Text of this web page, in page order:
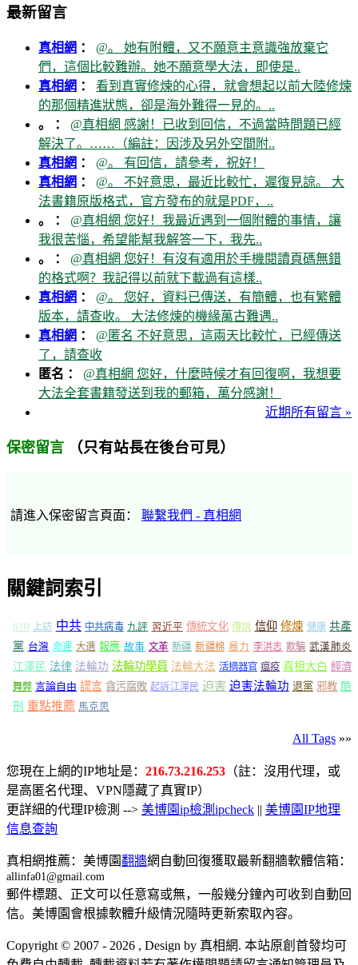
最新留言
真相網 ： @。 她有附體，又不願意主意識強放棄它
們，這個比較難辦。她不願意學大法，即使是..
真相網 ： 看到真實修煉的心得，就會想起以前大陸修煉
的那個精進狀態，卻是海外難得一見的。..
。 ： @真相網 感謝！已收到回信，不過當時問題已經
解決了。……（編註：因涉及另外空間附..
真相網 ： @。 有回信，請參考，祝好！
真相網 ： @。 不好意思，最近比較忙，遲復見諒。 大
法書籍原版格式，官方發布的就是PDF，..
。 ： @真相網 您好！我最近遇到一個附體的事情，讓
我很苦惱，希望能幫我解答一下，我先..
。 ： @真相網 您好！有沒有適用於手機閱讀頁碼無錯
的格式啊？我記得以前就下載過有這樣..
真相網 ： @。 您好，資料已傳送，有簡體，也有繁體
版本，請查收。 大法修煉的機緣萬古難遇..
真相網 ： @匿名 不好意思，這兩天比較忙，已經傳送
了，請查收
匿名 ： @真相網 您好，什麼時候才有回復啊，我想要
大法全套書籍發送到我的郵箱，萬分感謝！
近期所有留言 »
保密留言 （只有站長在後台可見）
請進入保密留言頁面： 聯繫我們 - 真相網
關鍵詞索引
610 上訪 中共 中共病毒 九評 習近平 傳統文化 傳說 信仰 修煉 健康 共產
黨 台灣 命運 大選 報應 故事 文革 新疆 新疆棉 暴力 李洪志 欺騙 武漢肺炎
江澤民 法律 法輪功 法輪功學員 法輪大法 活摘器官 瘟疫 真相大白 經濟
舞弊 言論自由 謊言 貪污腐敗 起訴江澤民 迫害 迫害法輪功 退黨 邪教 酷
刑 重點推薦 馬克思
All Tags »»
您現在上網的IP地址是： 216.73.216.253 （註：沒用代理，或
是高匿名代理、VPN隱藏了真實IP）
更詳細的代理IP檢測 --> 美博園ip檢測ipcheck || 美博園IP地理
信息查詢
真相網推薦：美博園翻牆網自動回復獲取最新翻牆軟體信箱：
allinfa01@gmail.com
郵件標題、正文可以任意寫或無，一般幾分鐘內可收到自動回
信。美博園會根據軟體升級情況隨時更新索取內容。
Copyright © 2007 - 2026 , Design by 真相網. 本站原創首發均可